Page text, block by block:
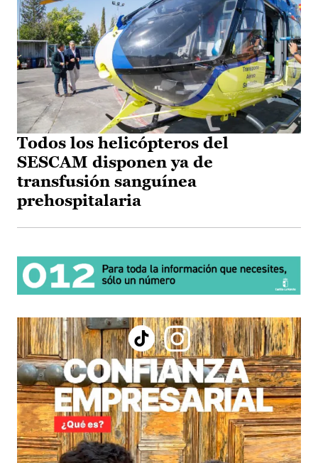
Todos los helicópteros del
SESCAM disponen ya de
transfusión sanguínea
prehospitalaria